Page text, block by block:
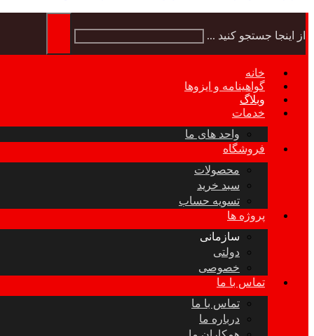
از اینجا جستجو کنید ...
خانه
گواهینامه و ایزوها
وبلاگ
خدمات
واحد های ما
فروشگاه
محصولات
سبد خرید
تسویه حساب
پروژه ها
سازمانی
دولتی
خصوصی
تماس با ما
تماس با ما
درباره ما